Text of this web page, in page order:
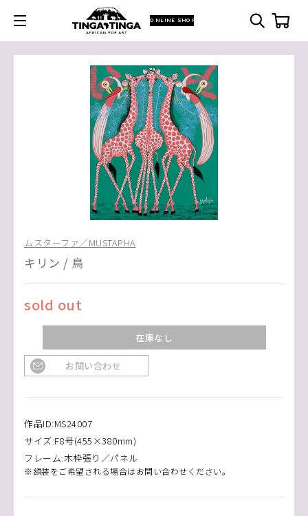
ONLINE SHOP
ムスターファ／MUSTAPHA
キリン / 鳥
sold out
在庫なし
お問い合わせ
作品ID:MS24007
サイズ:F8号(455×380mm)
フレーム:木枠張り／パネル
※額装をご希望される場合はお問い合わせください。